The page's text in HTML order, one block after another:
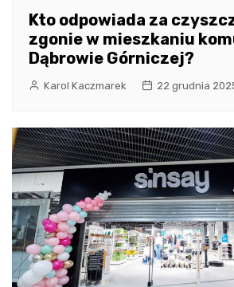
Kto odpowiada za
zgonie w mieszkaniu
Dąbrowie Górniczej?
Karol Kaczmarek 22 grudnia